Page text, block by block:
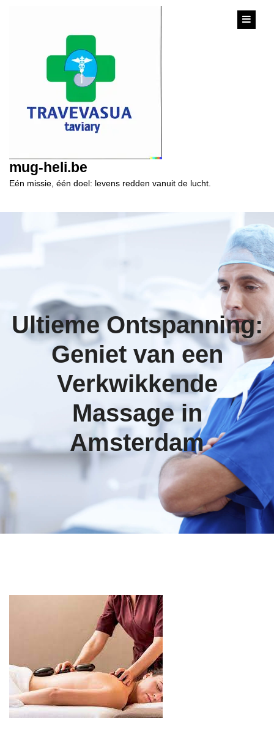
mug-heli.be
Eén missie, één doel: levens redden vanuit de lucht.
Ultieme Ontspanning:
Geniet van een
Verkwikkende
Massage in
Amsterdam